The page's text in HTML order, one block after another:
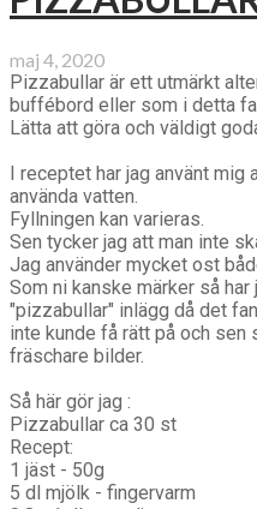
maj 4, 2020
Pizzabullar är ett utmärkt
buffébord eller som i detta
Lätta att göra och väldigt
I receptet har jag använt mig
använda vatten.
Fyllningen kan varieras.
Sen tycker jag att man inte
Jag använder mycket ost
Som ni kanske märker så
"pizzabullar" inlägg då det
inte kunde få rätt på och
fräschare bilder.
Så här gör jag :
Pizzabullar ca 30 st
Recept:
1 jäst - 50g
5 dl mjölk - fingervarm